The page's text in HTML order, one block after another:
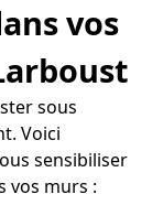
vos
sous
Voici
sensibiliser
vos murs :